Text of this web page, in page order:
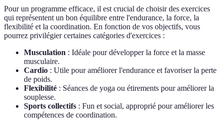
Pour un programme efficace, il est crucial de choisir des exercices
qui représentent un bon équilibre entre l'endurance, la force, la
flexibilité et la coordination. En fonction de vos objectifs, vous
pourrez privilégier certaines catégories d'exercices :
Musculation : Idéale pour développer la force et la masse
musculaire.
Cardio : Utile pour améliorer l'endurance et favoriser la perte
de poids.
Flexibilité : Séances de yoga ou étirements pour améliorer la
souplesse.
Sports collectifs : Fun et social, approprié pour améliorer les
compétences de coordination.